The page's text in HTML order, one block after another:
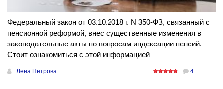
Федеральный закон от 03.10.2018 г. N 350-ФЗ, связанный с
пенсионной реформой, внес существенные изменения в
законодательные акты по вопросам индексации пенсий.
Стоит ознакомиться с этой информацией
Лена Петрова 4